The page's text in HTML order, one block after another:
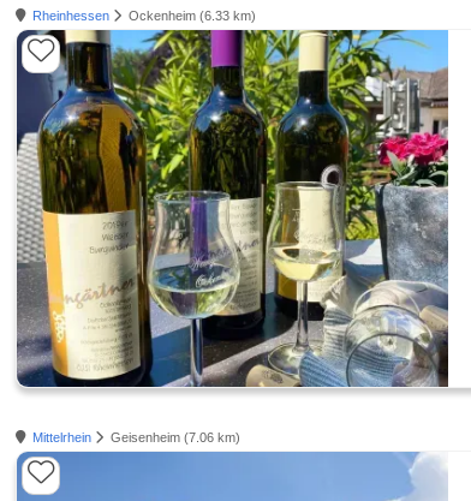
Rheinhessen Ockenheim (6.33 km)
Mittelrhein Geisenheim (7.06 km)